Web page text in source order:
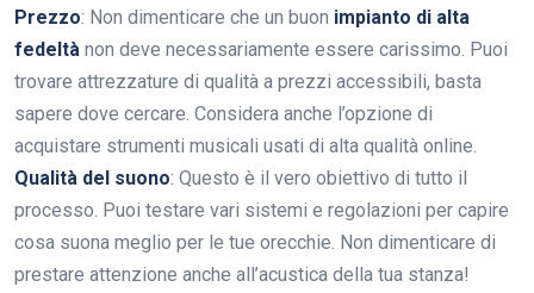
Prezzo: Non dimenticare che un buon impianto di alta
fedeltà non deve necessariamente essere carissimo. Puoi
trovare attrezzature di qualità a prezzi accessibili, basta
sapere dove cercare. Considera anche l’opzione di
acquistare strumenti musicali usati di alta qualità online.
Qualità del suono: Questo è il vero obiettivo di tutto il
processo. Puoi testare vari sistemi e regolazioni per capire
cosa suona meglio per le tue orecchie. Non dimenticare di
prestare attenzione anche all’acustica della tua stanza!